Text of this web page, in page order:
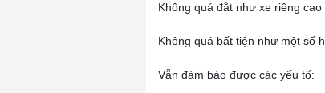
Không quá đắt như xe riêng cao
Không quá bất tiện như một số
Vẫn đảm bảo được các yếu tố: